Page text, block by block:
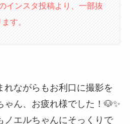
インスタ投稿より、一部抜
す。
れながらもお利口に撮影を
ん、お疲れ様でした！🐶✨
ノエルちゃんにそっくりで